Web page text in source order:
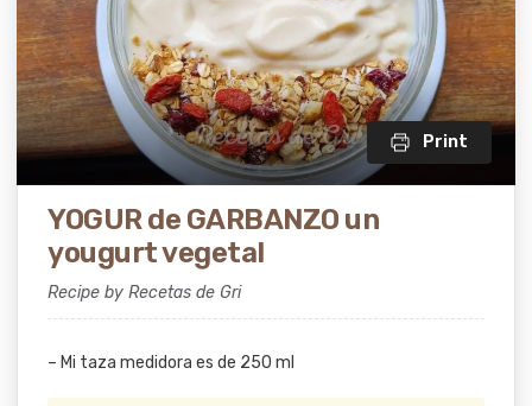
Print
YOGUR de GARBANZO un
yougurt vegetal
Recipe by Recetas de Gri
– Mi taza medidora es de 250 ml